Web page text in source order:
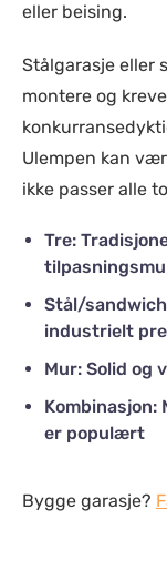
eller beising.
Stålgarasje eller
montere og
Ulempen kan
ikke passer alle
Tre:
Stål/
industrielt
Mur: Solid og
er populært
Bygge garasje?